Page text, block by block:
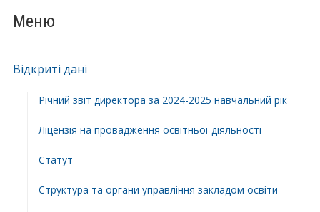
Меню
Відкриті дані
Річний звіт директора за 2024-2025 навчальний рік
Ліцензія на провадження освітньої діяльності
Статут
Структура та органи управління закладом освіти